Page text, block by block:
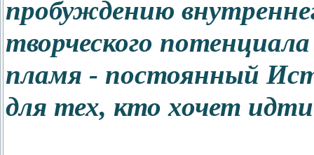
пробуждению
творческого
пламя - постоянный
для тех, кто хочет